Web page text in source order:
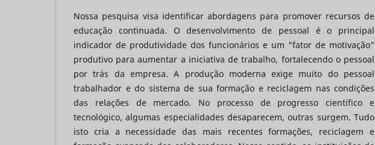
Nossa pesquisa visa identificar abordagens para promover recursos de
educação continuada. O desenvolvimento de pessoal é o principal
indicador de produtividade dos funcionários e um "fator de motivação"
produtivo para aumentar a iniciativa de trabalho, fortalecendo o pessoal
por trás da empresa. A produção moderna exige muito do pessoal
trabalhador e do sistema de sua formação e reciclagem nas condições
das relações de mercado. No processo de progresso científico e
tecnológico, algumas especialidades desaparecem, outras surgem. Tudo
isto cria a necessidade das mais recentes formações, reciclagem e